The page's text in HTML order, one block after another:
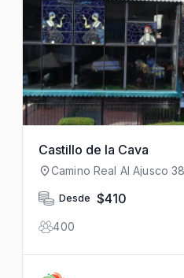
Castillo de la Cava
Camino Real Al Ajusco
CDMX, México
Desde $410
400